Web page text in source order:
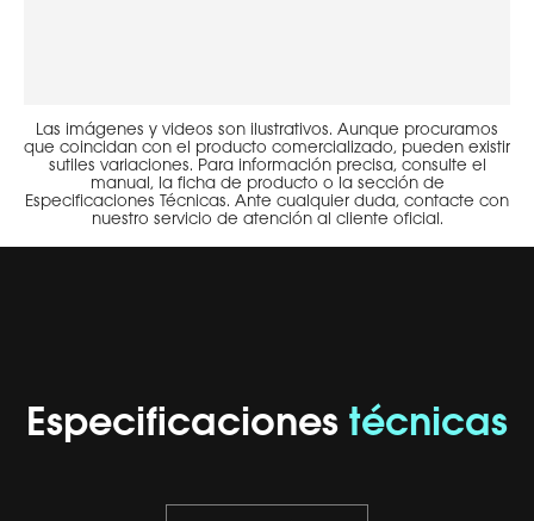
Las imágenes y videos son ilustrativos. Aunque procuramos
que coincidan con el producto comercializado, pueden existir
sutiles variaciones. Para información precisa, consulte el
manual, la ficha de producto o la sección de
Especificaciones Técnicas. Ante cualquier duda, contacte con
nuestro servicio de atención al cliente oficial.
Especificaciones técnicas